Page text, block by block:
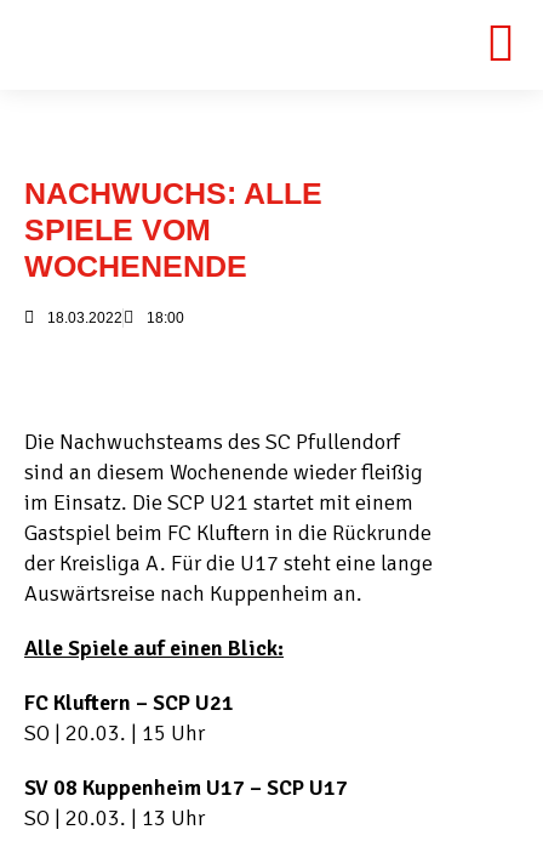
NACHWUCHS: ALLE
SPIELE VOM
WOCHENENDE
18.03.2022 18:00
Die Nachwuchsteams des SC Pfullendorf
sind an diesem Wochenende wieder fleißig
im Einsatz. Die SCP U21 startet mit einem
Gastspiel beim FC Kluftern in die Rückrunde
der Kreisliga A. Für die U17 steht eine lange
Auswärtsreise nach Kuppenheim an.
Alle Spiele auf einen Blick:
FC Kluftern – SCP U21
SO | 20.03. | 15 Uhr
SV 08 Kuppenheim U17 – SCP U17
SO | 20.03. | 13 Uhr